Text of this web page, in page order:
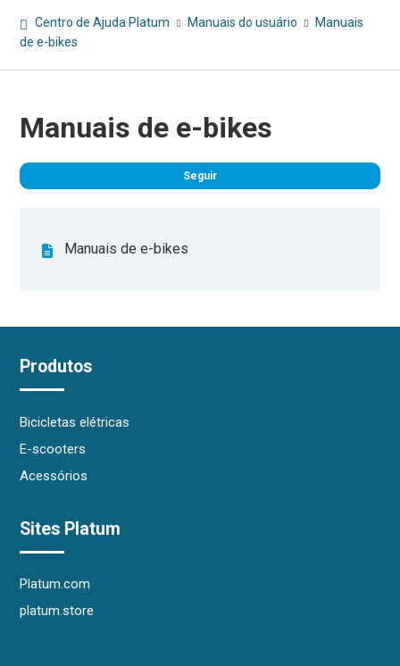
Centro de Ajuda Platum Manuais do usuário
Manuais
de e-bikes
Manuais de e-bikes
Seguir
Manuais de e-bikes
Produtos
Bicicletas elétricas
E-scooters
Acessórios
Sites Platum
Platum.com
platum.store